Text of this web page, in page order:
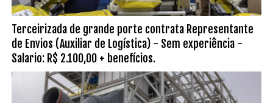
Terceirizada de grande porte contrata Representante
de Envios (Auxiliar de Logística) - Sem experiência -
Salario: R$ 2.100,00 + benefícios.